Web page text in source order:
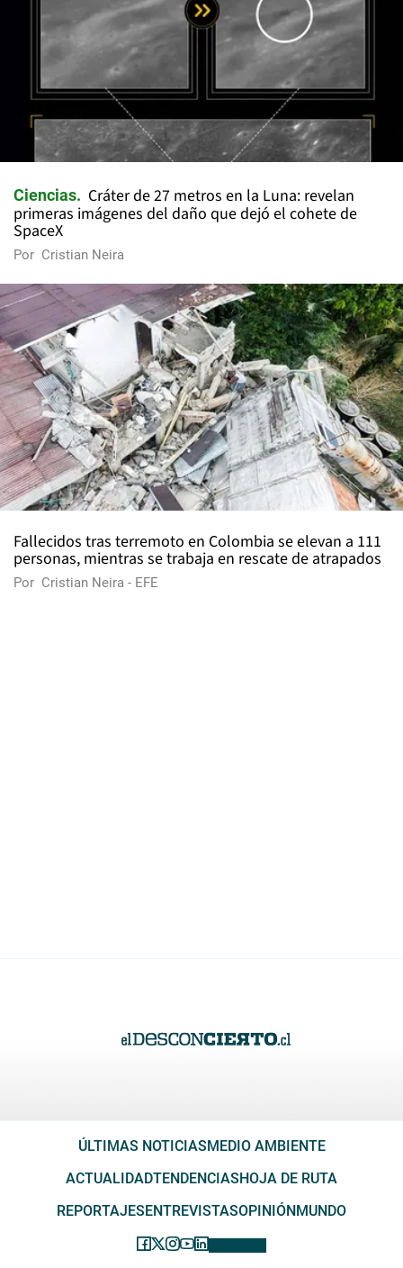
Ciencias
Cráter de 27 metros en la Luna: revelan
primeras imágenes del daño que dejó el cohete de
SpaceX
Por Cristian Neira
Fallecidos tras terremoto en Colombia se elevan a 111
personas, mientras se trabaja en rescate de atrapados
Por Cristian Neira - EFE
ÚLTIMAS NOTICIASMEDIO AMBIENTE
ACTUALIDADTENDENCIASHOJA DE RUTA
REPORTAJESENTREVISTASOPINIÓNMUNDO